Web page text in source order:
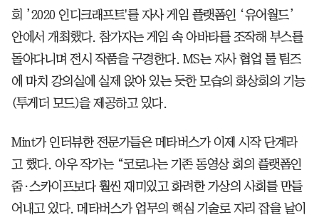
회 ’2020 인디크래프트'를 자사 게임 플랫폼인 ‘유어월드’
안에서 개최했다. 참가자는 게임 속 아바타를 조작해 부스를
돌아다니며 전시 작품을 구경한다. MS는 자사 협업 툴 팀즈
에 마치 강의실에 실제 앉아 있는 듯한 모습의 화상회의 기능
(투게더 모드)을 제공하고 있다.
Mint가 인터뷰한 전문가들은 메타버스가 이제 시작 단계라
고 했다. 아우 작가는 “코로나는 기존 동영상 회의 플랫폼인
줌·스카이프보다 훨씬 재미있고 화려한 가상의 사회를 만들
어내고 있다. 메타버스가 업무의 핵심 기술로 자리 잡을 날이